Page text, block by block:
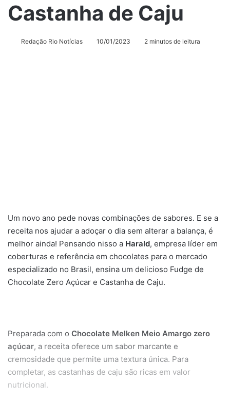
Castanha de Caju
Redação Rio Notícias 10/01/2023 2 minutos de leitura
Um novo ano pede novas combinações de sabores. E se a
receita nos ajudar a adoçar o dia sem alterar a balança, é
melhor ainda! Pensando nisso a Harald, empresa líder em
coberturas e referência em chocolates para o mercado
especializado no Brasil, ensina um delicioso Fudge de
Chocolate Zero Açúcar e Castanha de Caju.
Preparada com o Chocolate Melken Meio Amargo zero
açúcar, a receita oferece um sabor marcante e
cremosidade que permite uma textura única. Para
completar, as castanhas de caju são ricas em valor
nutricional.